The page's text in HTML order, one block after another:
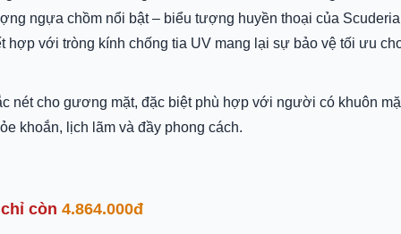
ngựa chồm nổi bật – biểu tượng huyền thoại của Scuderia
hợp với tròng kính chống tia UV mang lại sự bảo vệ tối ưu
nét cho gương mặt, đặc biệt phù hợp với người có khuôn
khoắn, lịch lãm và đầy phong cách.
còn 4.864.000đ